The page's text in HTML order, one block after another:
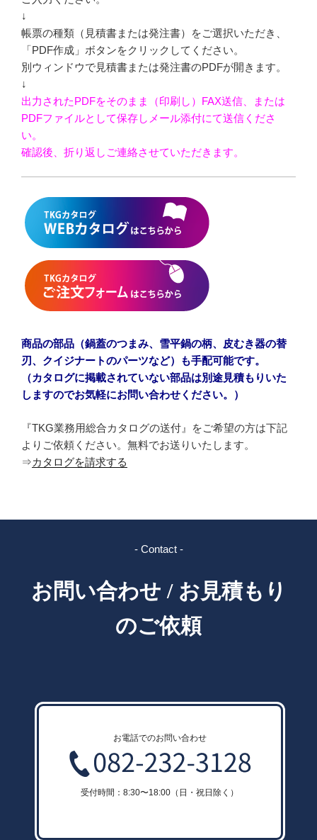
↓
帳票の種類（見積書または発注書）をご選択いただき、
「PDF作成」ボタンをクリックしてください。
別ウィンドウで見積書または発注書のPDFが開きます。
↓
出力されたPDFをそのまま（印刷し）FAX送信、または
PDFファイルとして保存しメール添付にて送信くださ
い。
確認後、折り返しご連絡させていただきます。
商品の部品（鍋蓋のつまみ、雪平鍋の柄、皮むき器の替
刃、クイジナートのパーツなど）も手配可能です。
（カタログに掲載されていない部品は別途見積もりいた
しますのでお気軽にお問い合わせください。）
『TKG業務用総合カタログの送付』をご希望の方は下記
よりご依頼ください。無料でお送りいたします。
⇒カタログを請求する
- Contact -
お問い合わせ / お見積もり
のご依頼
お電話でのお問い合わせ
受付時間：8:30〜18:00（日・祝日除く）